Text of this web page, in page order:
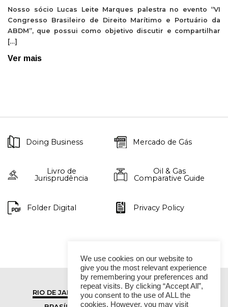
Nosso sócio Lucas Leite Marques palestra no evento “VI
Congresso Brasileiro de Direito Marítimo e Portuário da
ABDM”, que possui como objetivo discutir e compartilhar
[…]
Ver mais
Doing Business Mercado de Gás
Livro de
Jurisprudência
Oil & Gas
Comparative Guide
Folder Digital Privacy Policy
RIO DE JANEIRO
SÃO PAULO
We use cookies on our website to
give you the most relevant experience
by remembering your preferences and
repeat visits. By clicking “Accept All”,
you consent to the use of ALL the
cookies. However, you may visit